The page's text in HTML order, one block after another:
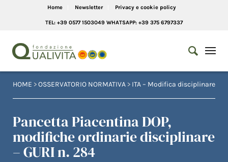
Home Newsletter Privacy e cookie policy
TEL: +39 0577 1503049 WHATSAPP: +39 375 6797337
HOME >OSSERVATORIO NORMATIVA > ITA – Modifica disciplinare
Pancetta Piacentina DOP,
modifiche ordinarie disciplinare
– GURI n. 284